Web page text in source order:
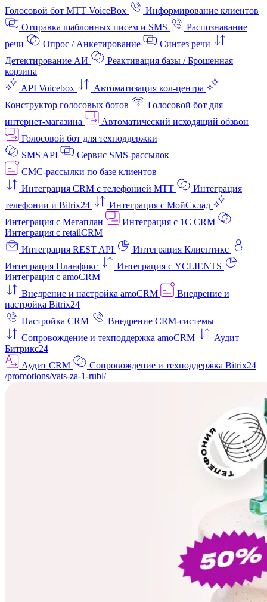
Голосовой бот МТТ VoiceBox
Информирование клиентов
Отправка шаблонных писем и SMS
Распознавание
речи
Опрос / Анкетирование
Синтез речи
Детектирование АИ
Реактивация базы / Брошенная
корзина
API Voicebox
Автоматизация кол‑центра
Конструктор голосовых ботов
Голосовой бот для
интернет‑магазина
Автоматический исходящий обзвон
Голосовой бот для техподдержки
SMS API
Сервис SMS-рассылок
СМС-рассылки по базе клиентов
Интеграция CRM с телефонией МТТ
Интеграция
телефонии и Bitrix24
Интеграция с МойСклад
Интеграция с Мегаплан
Интеграция с 1C CRM
Интеграция с retailCRM
Интеграция REST API
Интеграция Клиентикс
Интеграция Планфикс
Интеграция с YCLIENTS
Интеграция с amoCRM
Внедрение и настройка amoCRM
Внедрение и
настройка Bitrix24
Настройка CRM
Внедрение CRM-системы
Сопровождение и техподдержка amoCRM
Аудит
Битрикс24
Аудит CRM
Сопровождение и техподдержка Bitrix24
/promotions/vats-za-1-rubl/